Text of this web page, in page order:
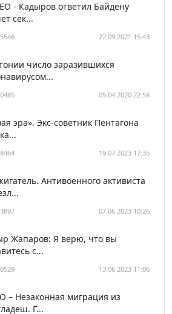
- Кадыров ответил Байдену
сек...
22.09.2021 15:43
число заразившихся
05.04.2020 22:58
эра». Экс-советник Пентагона
19.07.2023 17:35
Антивоенного активиста
07.06.2023 10:26
Жапаров: Я верю, что вы
с...
13.06.2023 11:06
– Незаконная миграция из
Г...